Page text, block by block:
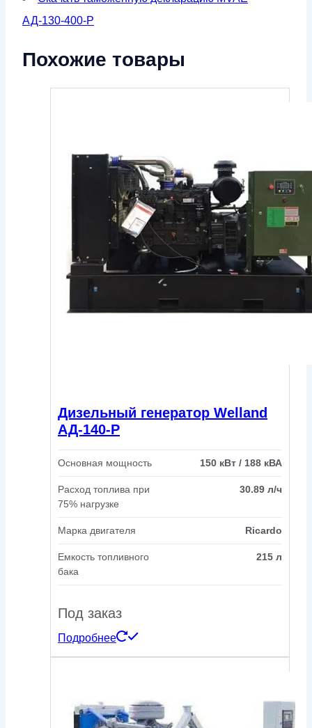
АД-130-400-Р
Похожие товары
Дизельный генератор Welland
АД-140-Р
Основная мощность 150 кВт / 188 кВА
Расход топлива при
75% нагрузке
30.89 л/ч
Марка двигателя Ricardo
Емкость топливного
бака
215 л
Под заказ
Подробнее